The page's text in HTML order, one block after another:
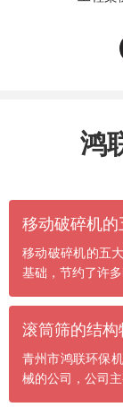
鸿
移动破碎机
移动破碎机的五
基础，节约了许多
滚筒筛的结
青州市鸿联环保
械的公司，公司